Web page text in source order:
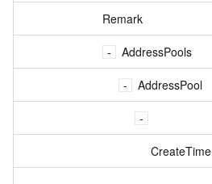
Remark
AddressPools
AddressPool
CreateTime